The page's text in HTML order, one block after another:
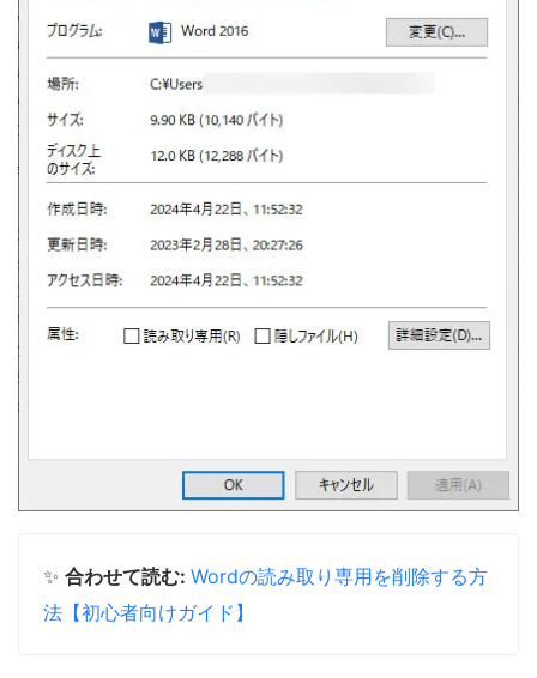
✨ 合わせて読む: Wordの読み取り専用を削除する方
法【初心者向けガイド】